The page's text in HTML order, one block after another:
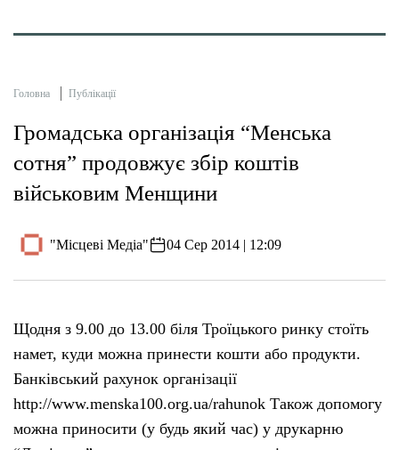
Головна Публікації
Громадська організація “Менська
сотня” продовжує збір коштів
військовим Менщини
"Місцеві Медіа" 04 Сер 2014 | 12:09
Щодня з 9.00 до 13.00 біля Троїцького ринку стоїть
намет, куди можна принести кошти або продукти.
Банківський рахунок організації
http://www.menska100.org.ua/rahunok Також допомогу
можна приносити (у будь який час) у друкарню